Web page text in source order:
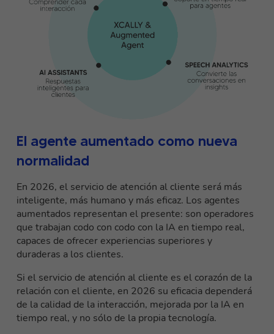
El agente aumentado como nueva
normalidad
En 2026, el servicio de atención al cliente será más
inteligente, más humano y más eficaz. Los agentes
aumentados representan el presente: son operadores
que trabajan codo con codo con la IA en tiempo real,
capaces de ofrecer experiencias superiores y
duraderas a los clientes.
Si el servicio de atención al cliente es el corazón de la
relación con el cliente, en 2026 su eficacia dependerá
de la calidad de la interacción, mejorada por la IA en
tiempo real, y no sólo de la propia tecnología.